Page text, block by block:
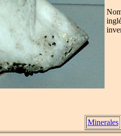
Minerales